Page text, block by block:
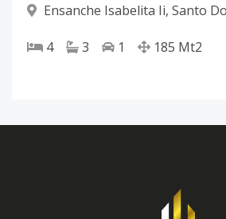
Ensanche Isabelita Ii, Santo
4 3 1 185 Mt2